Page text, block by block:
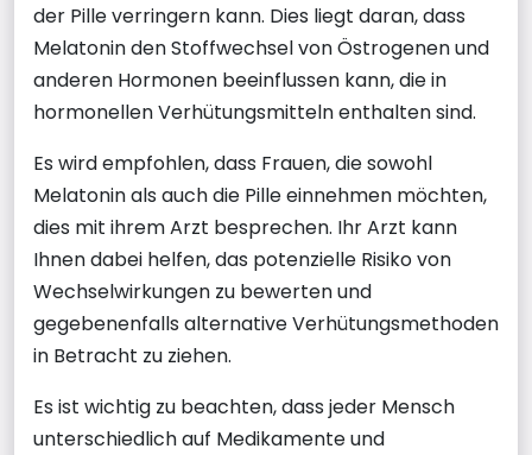
der Pille verringern kann. Dies liegt daran, dass
Melatonin den Stoffwechsel von Östrogenen und
anderen Hormonen beeinflussen kann, die in
hormonellen Verhütungsmitteln enthalten sind.
Es wird empfohlen, dass Frauen, die sowohl
Melatonin als auch die Pille einnehmen möchten,
dies mit ihrem Arzt besprechen. Ihr Arzt kann
Ihnen dabei helfen, das potenzielle Risiko von
Wechselwirkungen zu bewerten und
gegebenenfalls alternative Verhütungsmethoden
in Betracht zu ziehen.
Es ist wichtig zu beachten, dass jeder Mensch
unterschiedlich auf Medikamente und